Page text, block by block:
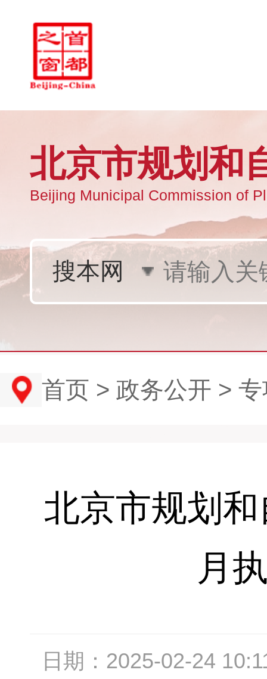
首页 > 政务公开 >
北京市规划
月
日期： 2025-02-24